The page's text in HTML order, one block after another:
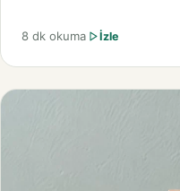
8 dk okuma İzle